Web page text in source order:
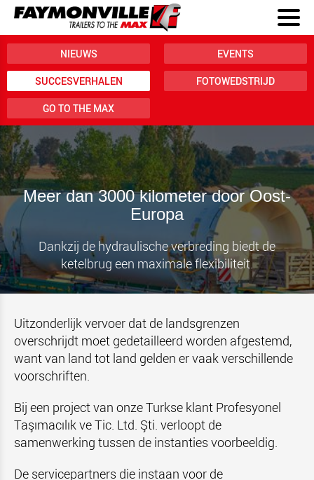
NIEUWS EVENTS
SUCCESVERHALEN FOTOWEDSTRIJD
GO TO THE MAX
Meer dan 3000 kilometer door Oost-
Europa
Dankzij de hydraulische verbreding biedt de
ketelbrug een maximale flexibiliteit.
Uitzonderlijk vervoer dat de landsgrenzen
overschrijdt moet gedetailleerd worden afgestemd,
want van land tot land gelden er vaak verschillende
voorschriften.
Bij een project van onze Turkse klant Profesyonel
Taşımacılık ve Tic. Ltd. Şti. verloopt de
samenwerking tussen de instanties voorbeeldig.
De servicepartners die instaan voor de